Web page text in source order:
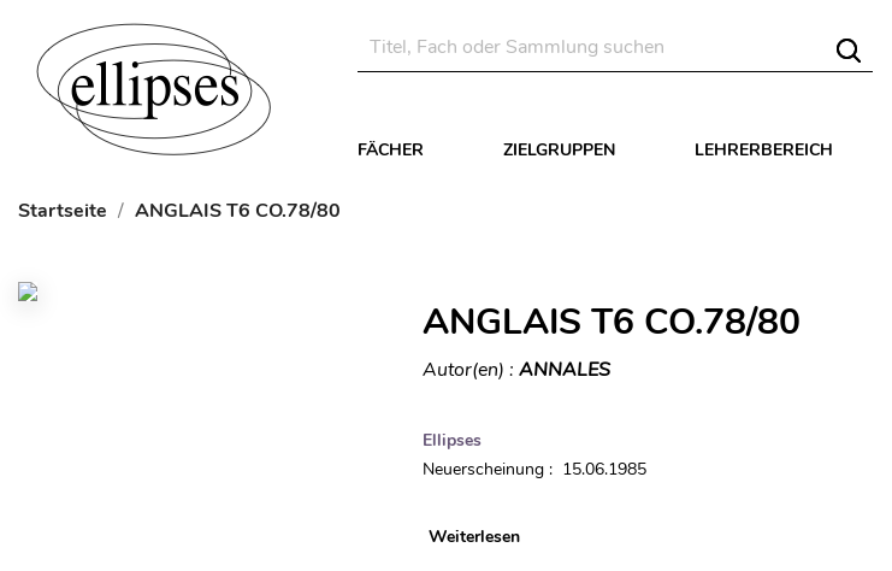
FÄCHER ZIELGRUPPEN LEHRERBEREICH
Startseite ANGLAIS T6 CO.78/80
ANGLAIS T6 CO.78/80
Autor(en) : ANNALES
Ellipses
Neuerscheinung : 15.06.1985
Weiterlesen